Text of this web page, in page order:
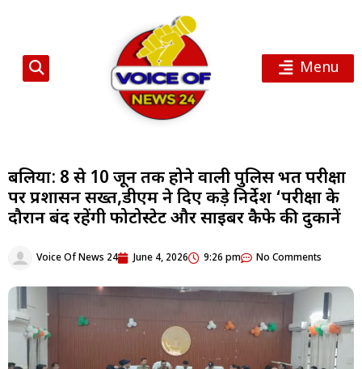
Menu
बलिया: 8 से 10 जून तक होने वाली पुलिस भर्ती परीक्षा
पर प्रशासन सख्त,डीएम ने दिए कड़े निर्देश ‘परीक्षा के
दौरान बंद रहेंगी फोटोस्टेट और साइबर कैफे की दुकानें
Voice Of News 24 June 4, 2026 9:26 pm No Comments